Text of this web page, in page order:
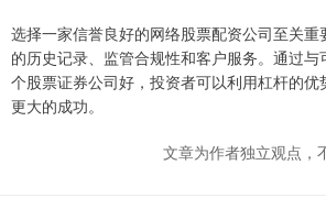
选择一家信誉良好的网络股票配资公司至关重
的历史记录、监管合规性和客户服务。通过
个股票证券公司好，投资者可以利用杠杆的
更大的成功。
文章为作者独立观点，